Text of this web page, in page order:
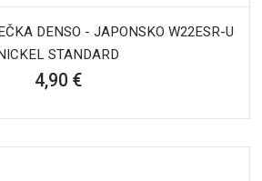
DENSO - JAPONSKO W22ESR-U
NICKEL STANDARD
4,90 €